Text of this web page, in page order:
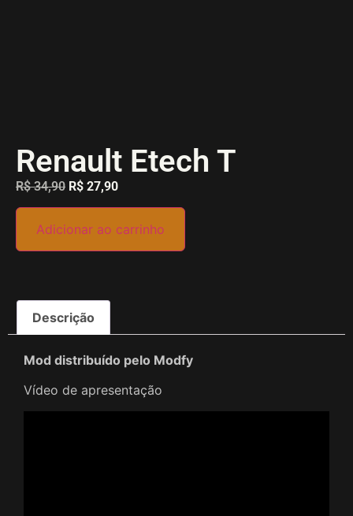
Renault Etech T
R$34,90 R$ 27,90
Adicionar ao carrinho
Descrição
Mod distribuído pelo Modfy
Vídeo de apresentação